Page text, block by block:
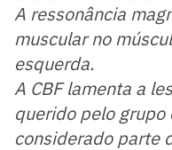
A ressonância
muscular no
esquerda.
A CBF lamenta a
querido pelo grupo
considerado parte